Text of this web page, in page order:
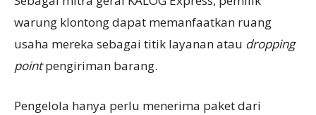
warung klontong dapat memanfaatkan ruang
usaha mereka sebagai titik layanan atau dropping
pointpengiriman barang.
Pengelola hanya perlu menerima paket dari